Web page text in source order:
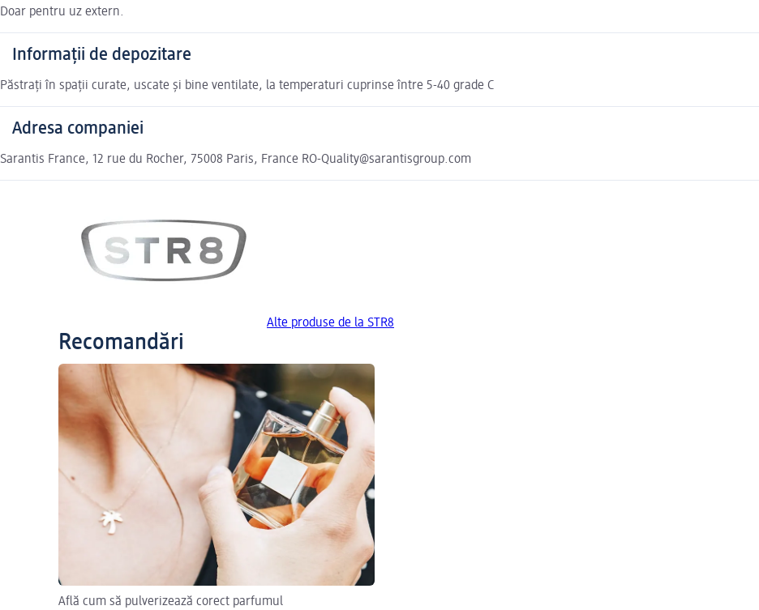
Doar pentru uz extern.
Informații de depozitare
Păstrați în spații curate, uscate și bine ventilate, la temperaturi cuprinse între 5-40 grade C
Adresa companiei
Sarantis France, 12 rue du Rocher, 75008 Paris, France RO-Quality@sarantisgroup.com
Alte produse de la STR8
Recomandări
Află cum să pulverizează corect parfumul